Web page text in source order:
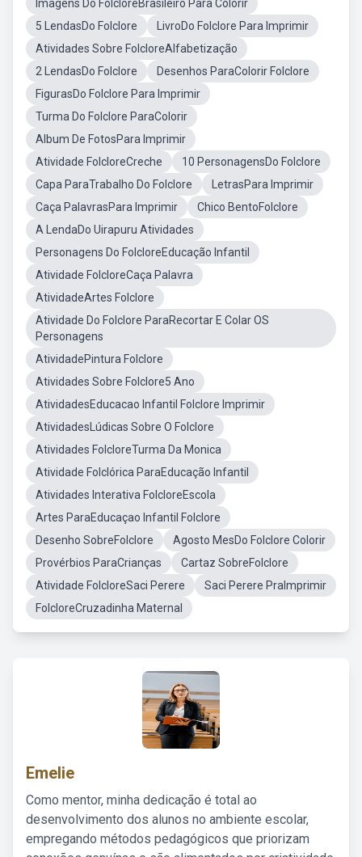
Imagens Do FolcloreBrasileiro Para Colorir
5 LendasDo Folclore
LivroDo Folclore Para Imprimir
Atividades Sobre FolcloreAlfabetização
2 LendasDo Folclore
Desenhos ParaColorir Folclore
FigurasDo Folclore Para Imprimir
Turma Do Folclore ParaColorir
Album De FotosPara Imprimir
Atividade FolcloreCreche
10 PersonagensDo Folclore
Capa ParaTrabalho Do Folclore
LetrasPara Imprimir
Caça PalavrasPara Imprimir
Chico BentoFolclore
A LendaDo Uirapuru Atividades
Personagens Do FolcloreEducação Infantil
Atividade FolcloreCaça Palavra
AtividadeArtes Folclore
Atividade Do Folclore ParaRecortar E Colar OS
Personagens
AtividadePintura Folclore
Atividades Sobre Folclore5 Ano
AtividadesEducacao Infantil Folclore Imprimir
AtividadesLúdicas Sobre O Folclore
Atividades FolcloreTurma Da Monica
Atividade Folclórica ParaEducação Infantil
Atividades Interativa FolcloreEscola
Artes ParaEducaçao Infantil Folclore
Desenho SobreFolclore
Agosto MesDo Folclore Colorir
Provérbios ParaCrianças
Cartaz SobreFolclore
Atividade FolcloreSaci Perere
Saci Perere PraImprimir
FolcloreCruzadinha Maternal
Emelie
Como mentor, minha dedicação é total ao
desenvolvimento dos alunos no ambiente escolar,
empregando métodos pedagógicos que priorizam